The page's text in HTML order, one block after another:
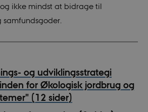
ikke mindst at bidrage til
og udviklingsstrategi
for Økologisk jordbrug og
(12 sider)